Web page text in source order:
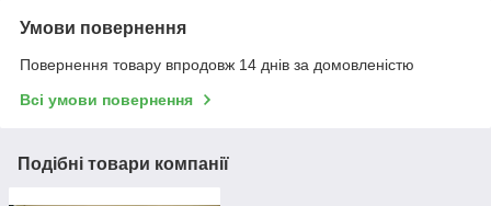
Умови повернення
Повернення товару впродовж 14 днів за домовленістю
Всі умови повернення
Подібні товари компанії